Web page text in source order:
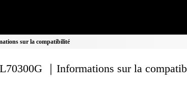
sur la compatibilité
｜Informations sur la